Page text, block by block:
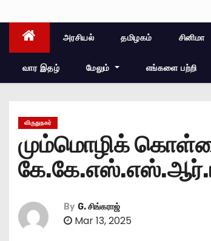
அரசியல் தமிழகம் சினிமா
வார இதழ் மேலும் எங்களை பற்றி
விருதுநகர்
மும்மொழிக்
By G. சிங்கராஜ்
Mar 13, 2025